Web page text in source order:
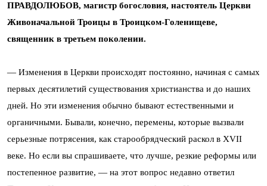
ПРАВДОЛЮБОВ, магистр богословия, настоятель Церкви
Живоначальной Троицы в Троицком-Голенищеве,
священник в третьем поколении.
— Изменения в Церкви происходят постоянно, начиная с самых
первых десятилетий существования христианства и до наших
дней. Но эти изменения обычно бывают естественными и
органичными. Бывали, конечно, перемены, которые вызвали
серьезные потрясения, как старообрядческий раскол в ХVII
веке. Но если вы спрашиваете, что лучше, резкие реформы или
постепенное развитие, — на этот вопрос недавно ответил